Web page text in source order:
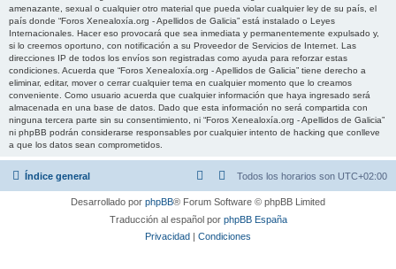
amenazante, sexual o cualquier otro material que pueda violar cualquier ley de su país, el
país donde “Foros Xenealoxía.org - Apellidos de Galicia” está instalado o Leyes
Internacionales. Hacer eso provocará que sea inmediata y permanentemente expulsado y,
si lo creemos oportuno, con notificación a su Proveedor de Servicios de Internet. Las
direcciones IP de todos los envíos son registradas como ayuda para reforzar estas
condiciones. Acuerda que “Foros Xenealoxía.org - Apellidos de Galicia” tiene derecho a
eliminar, editar, mover o cerrar cualquier tema en cualquier momento que lo creamos
conveniente. Como usuario acuerda que cualquier información que haya ingresado será
almacenada en una base de datos. Dado que esta información no será compartida con
ninguna tercera parte sin su consentimiento, ni “Foros Xenealoxía.org - Apellidos de Galicia”
ni phpBB podrán considerarse responsables por cualquier intento de hacking que conlleve
a que los datos sean comprometidos.
Índice general Todos los horarios son UTC+02:00
Desarrollado por phpBB® Forum Software © phpBB Limited
Traducción al español por phpBB España
Privacidad | Condiciones